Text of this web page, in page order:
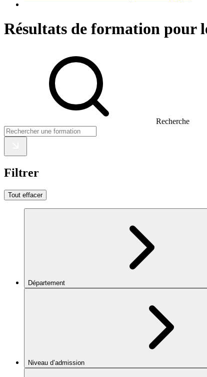
Résultats de formation pour
Recherche
Filtrer
Tout effacer
Département
Niveau d’admission